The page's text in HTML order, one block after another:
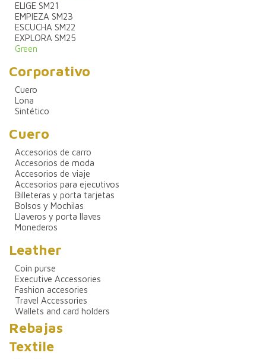
ELIGE SM21
EMPIEZA SM23
ESCUCHA SM22
EXPLORA SM25
Green
Corporativo
Cuero
Lona
Sintético
Cuero
Accesorios de carro
Accesorios de moda
Accesorios de viaje
Accesorios para ejecutivos
Billeteras y porta tarjetas
Bolsos y Mochilas
Llaveros y porta llaves
Monederos
Leather
Coin purse
Executive Accessories
Fashion accesories
Travel Accessories
Wallets and card holders
Rebajas
Textile